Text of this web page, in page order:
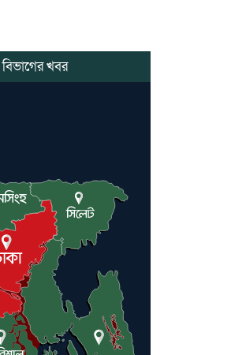
সাবেক সভাপতির
ডোবা থেকে অজ্ঞাত
গলিত মরদেহ উদ্ধার
আদমপুর ইউনাইটেড
বাস্তবায়ন নিয়ে আলোচনা
মানবাধিকার
বিশেষ সম্মাননা পেলেন
খাঁন, শ্রীমঙ্গলে সংবর্ধনা
খবর